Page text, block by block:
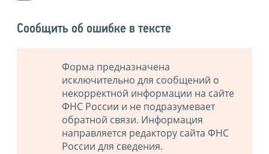
Сообщить об ошибке в тексте
Форма предназначена
исключительно для сообщений о
некорректной информации на сайте
ФНС России и не подразумевает
обратной связи. Информация
направляется редактору сайта ФНС
России для сведения.